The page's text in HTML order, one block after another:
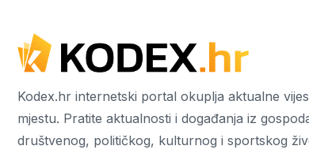
Kodex.hr internetski portal okuplja aktualne
mjestu. Pratite aktualnosti i događanja iz
društvenog, političkog, kulturnog i sportskog